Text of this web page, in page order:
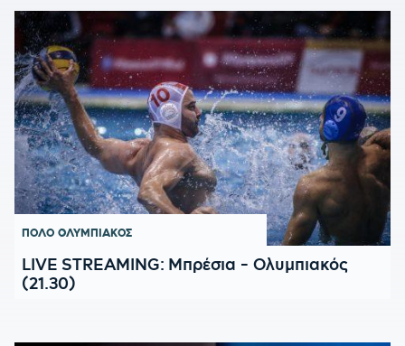
ΠΟΛΟ ΟΛΥΜΠΙΑΚΟΣ
LIVE STREAMING: Μπρέσια - Ολυμπιακός
(21.30)